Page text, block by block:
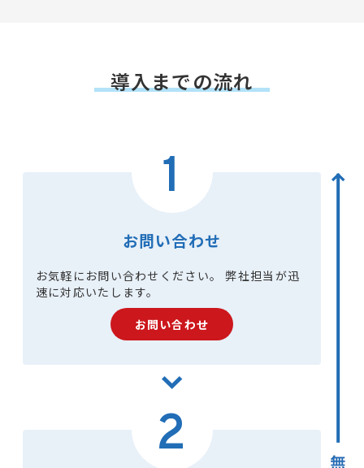
導入までの流れ
1
お問い合わせ
お気軽にお問い合わせください。 弊社担当が迅
速に対応いたします。
お問い合わせ
2